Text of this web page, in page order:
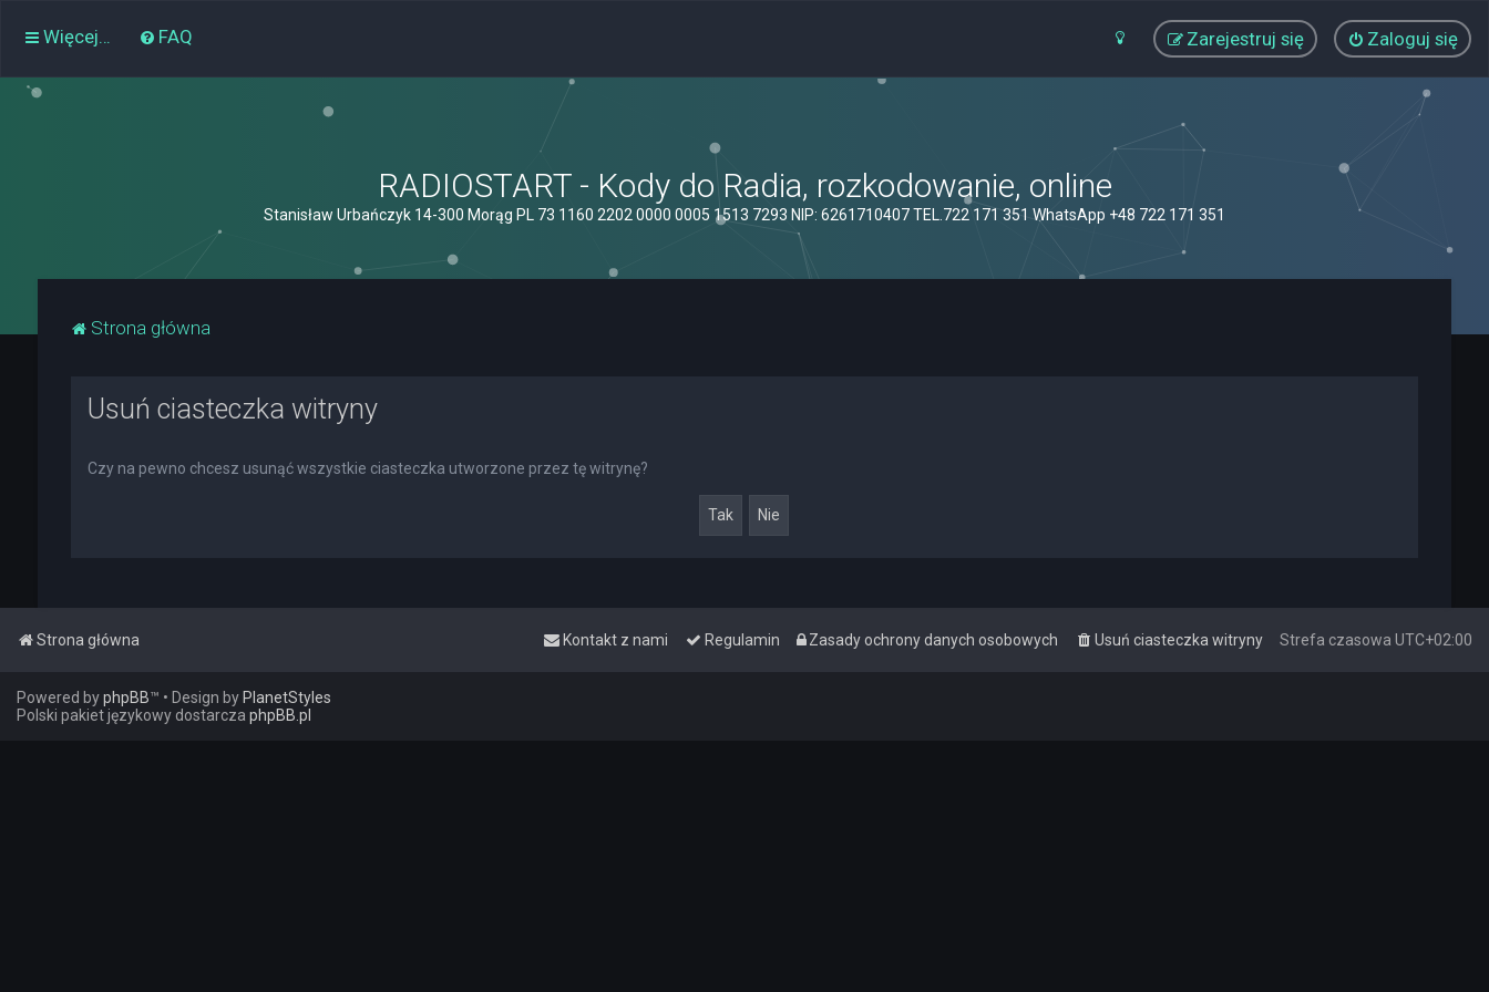
Więcej… FAQ Zaloguj się
Zarejestruj się
RADIOSTART - Kody do Radia, rozkodowanie, online
Stanisław Urbańczyk 14-300 Morąg PL 73 1160 2202 0000 0005 1513 7293 NIP: 6261710407 TEL.722 171 351 WhatsApp +48 722 171 351
Strona główna
Usuń ciasteczka witryny
Czy na pewno chcesz usunąć wszystkie ciasteczka utworzone przez tę witrynę?
Strona główna Strefa czasowa UTC+02:00
Usuń ciasteczka witryny
Zasady ochrony danych osobowych
Regulamin
Kontakt z nami
Powered byphpBB™ • Design by PlanetStyles
Polski pakiet językowy dostarcza phpBB.pl